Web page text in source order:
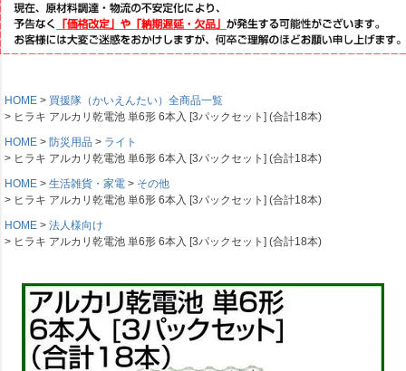
HOME
買援隊（かいえんたい）全商品一覧
ヒラキ アルカリ乾電池 単6形 6本入 [3パックセット] (合計18本)
HOME
防災用品
ライト
ヒラキ アルカリ乾電池 単6形 6本入 [3パックセット] (合計18本)
HOME
生活雑貨・家電
その他
ヒラキ アルカリ乾電池 単6形 6本入 [3パックセット] (合計18本)
HOME
法人様向け
ヒラキ アルカリ乾電池 単6形 6本入 [3パックセット] (合計18本)